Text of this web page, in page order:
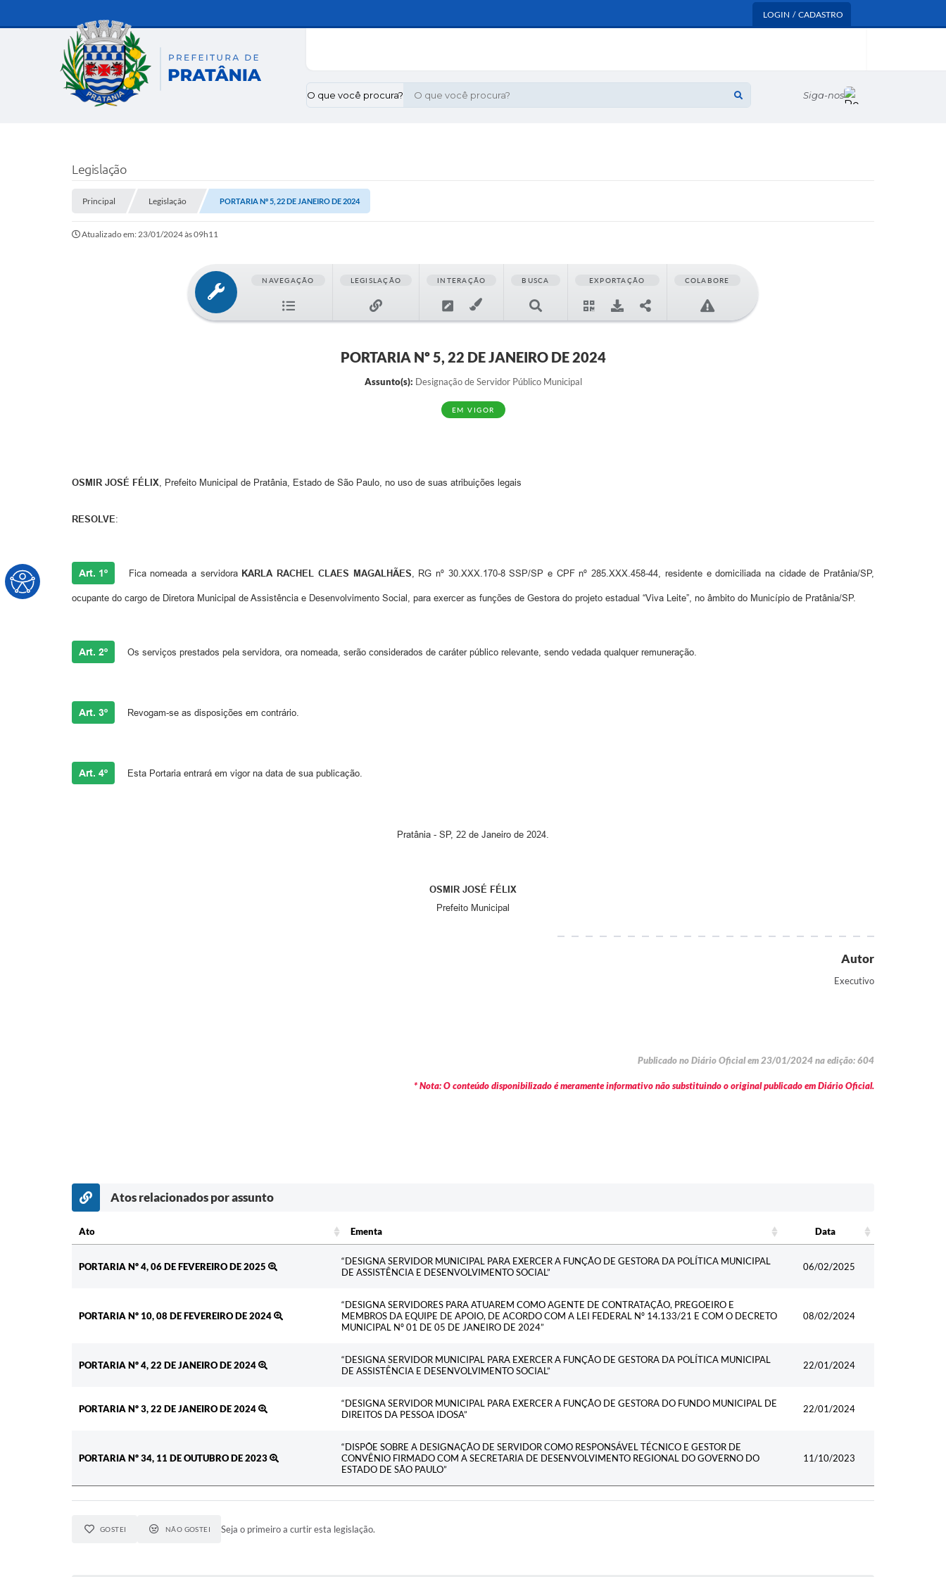
LOGIN / CADASTRO
O que você procura? Siga-nos
Legislação
Principal Legislação PORTARIA Nº 5, 22 DE JANEIRO DE 2024
Atualizado em: 23/01/2024 às 09h11
NAVEGAÇÃO LEGISLAÇÃO INTERAÇÃO BUSCA EXPORTAÇÃO COLABORE
PORTARIA Nº 5, 22 DE JANEIRO DE 2024
Assunto(s): Designação de Servidor Público Municipal
EM VIGOR
OSMIR JOSÉ FÉLIX , Prefeito Municipal de Pratânia, Estado de São Paulo, no uso de suas atribuições legais
RESOLVE:
Art. 1º Fica nomeada a servidora KARLA RACHEL CLAES MAGALHÃES , RG nº 30.XXX.170-8 SSP/SP e CPF nº 285.XXX.458-44, residente e domiciliada na cidade de Pratânia/SP,
ocupante do cargo de Diretora Municipal de Assistência e Desenvolvimento Social, para exercer as funções de Gestora do projeto estadual “Viva Leite”, no âmbito do Município de Pratânia/SP.
Art. 2º Os serviços prestados pela servidora, ora nomeada, serão considerados de caráter público relevante, sendo vedada qualquer remuneração.
Art. 3º Revogam-se as disposições em contrário.
Art. 4º Esta Portaria entrará em vigor na data de sua publicação.
Pratânia - SP, 22 de Janeiro de 2024.
OSMIR JOSÉ FÉLIX
Prefeito Municipal
Autor
Executivo
Publicado no Diário Oficial em 23/01/2024 na edição: 604
* Nota: O conteúdo disponibilizado é meramente informativo não substituindo o original publicado em Diário Oficial.
Atos relacionados por assunto
Ato Ementa
Data
PORTARIA Nº 4, 06 DE FEVEREIRO DE 2025
“DESIGNA SERVIDOR MUNICIPAL PARA EXERCER A FUNÇÃO DE GESTORA DA POLÍTICA MUNICIPAL
DE ASSISTÊNCIA E DESENVOLVIMENTO SOCIAL”
06/02/2025
PORTARIA Nº 10, 08 DE FEVEREIRO DE 2024
“DESIGNA SERVIDORES PARA ATUAREM COMO AGENTE DE CONTRATAÇÃO, PREGOEIRO E
MEMBROS DA EQUIPE DE APOIO, DE ACORDO COM A LEI FEDERAL Nº 14.133/21 E COM O DECRETO
MUNICIPAL Nº 01 DE 05 DE JANEIRO DE 2024”
08/02/2024
PORTARIA Nº 4, 22 DE JANEIRO DE 2024
“DESIGNA SERVIDOR MUNICIPAL PARA EXERCER A FUNÇÃO DE GESTORA DA POLÍTICA MUNICIPAL
DE ASSISTÊNCIA E DESENVOLVIMENTO SOCIAL”
22/01/2024
PORTARIA Nº 3, 22 DE JANEIRO DE 2024
“DESIGNA SERVIDOR MUNICIPAL PARA EXERCER A FUNÇÃO DE GESTORA DO FUNDO MUNICIPAL DE
DIREITOS DA PESSOA IDOSA”
22/01/2024
PORTARIA Nº 34, 11 DE OUTUBRO DE 2023
“DISPÕE SOBRE A DESIGNAÇÃO DE SERVIDOR COMO RESPONSÁVEL TÉCNICO E GESTOR DE
CONVÊNIO FIRMADO COM A SECRETARIA DE DESENVOLVIMENTO REGIONAL DO GOVERNO DO
ESTADO DE SÃO PAULO”
11/10/2023
GOSTEI NÃO GOSTEI Seja o primeiro a curtir esta legislação.